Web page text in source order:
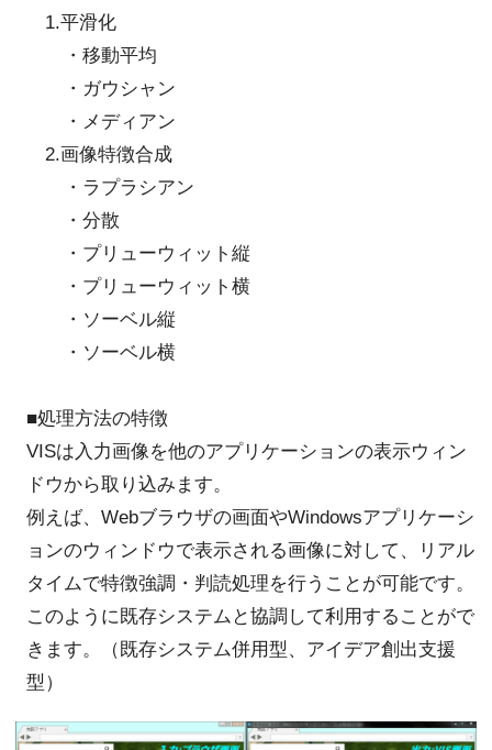
1.平滑化
・移動平均
・ガウシャン
・メディアン
2.画像特徴合成
・ラプラシアン
・分散
・プリューウィット縦
・プリューウィット横
・ソーベル縦
・ソーベル横
■処理方法の特徴
VISは入力画像を他のアプリケーションの表示ウィン
ドウから取り込みます。
例えば、Webブラウザの画面やWindowsアプリケーシ
ョンのウィンドウで表示される画像に対して、リアル
タイムで特徴強調・判読処理を行うことが可能です。
このように既存システムと協調して利用することがで
きます。（既存システム併用型、アイデア創出支援
型）